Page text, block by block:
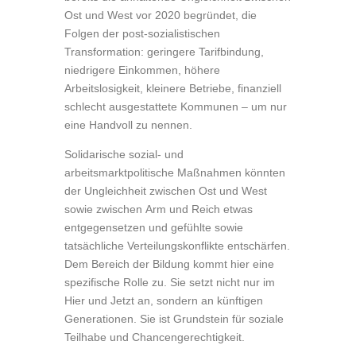
Ost und West vor 2020 begründet, die
Folgen der post-sozialistischen
Transformation: geringere Tarifbindung,
niedrigere Einkommen, höhere
Arbeitslosigkeit, kleinere Betriebe, finanziell
schlecht ausgestattete Kommunen – um nur
eine Handvoll zu nennen.
Solidarische sozial- und
arbeitsmarktpolitische Maßnahmen könnten
der Ungleichheit zwischen Ost und West
sowie zwischen Arm und Reich etwas
entgegensetzen und gefühlte sowie
tatsächliche Verteilungskonflikte entschärfen.
Dem Bereich der Bildung kommt hier eine
spezifische Rolle zu. Sie setzt nicht nur im
Hier und Jetzt an, sondern an künftigen
Generationen. Sie ist Grundstein für soziale
Teilhabe und Chancengerechtigkeit.